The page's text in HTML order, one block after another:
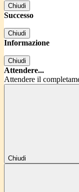
Chiudi
Successo
Chiudi
Informazione
Chiudi
Attendere...
Attendere il
Chiudi